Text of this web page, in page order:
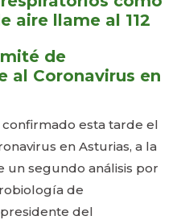
aire llame al 112
de
al Coronavirus en
confirmado esta tarde el
en Asturias, a la
un segundo análisis por
de
del